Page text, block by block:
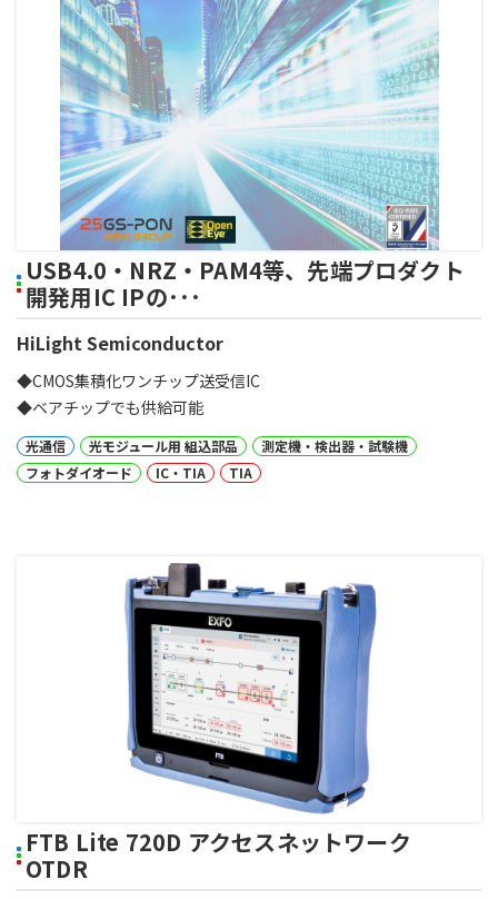
USB4.0・NRZ・PAM4等、先端プロダクト
開発用IC IPの･･･
HiLight Semiconductor
◆CMOS集積化ワンチップ送受信IC
◆ベアチップでも供給可能
光通信 光モジュール用 組込部品
測定機・検出器・試験機
フォトダイオード
IC・TIA TIA
FTB Lite 720D アクセスネットワーク
OTDR